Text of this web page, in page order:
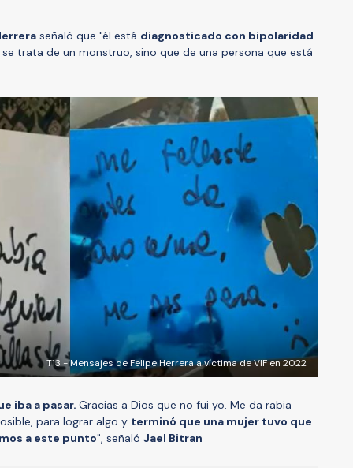
señaló que "él está diagnosticado con bipolaridad
se trata de un monstruo, sino que de una persona que está
T13 - Mensajes de Felipe Herrera a víctima de VIF en 2022
iba a pasar. Gracias a Dios que no fui yo. Me da rabia
para lograr algo y terminó que una mujer tuvo que
a este punto", señaló Jael Bitran